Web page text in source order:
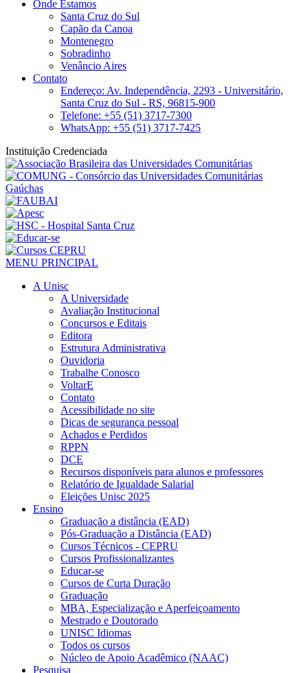
Onde Estamos
Santa Cruz do Sul
Capão da Canoa
Montenegro
Sobradinho
Venâncio Aires
Contato
Endereço: Av. Independência, 2293 - Universitário,
Santa Cruz do Sul - RS, 96815-900
Telefone: +55 (51) 3717-7300
WhatsApp: +55 (51) 3717-7425
Instituição Credenciada
MENU PRINCIPAL
A Unisc
A Universidade
Avaliação Institucional
Concursos e Editais
Editora
Estrutura Administrativa
Ouvidoria
Trabalhe Conosco
VoltarE
Contato
Acessibilidade no site
Dicas de segurança pessoal
Achados e Perdidos
RPPN
DCE
Recursos disponíveis para alunos e professores
Relatório de Igualdade Salarial
Eleições Unisc 2025
Ensino
Graduação a distância (EAD)
Pós-Graduação a Distância (EAD)
Cursos Técnicos - CEPRU
Cursos Profissionalizantes
Educar-se
Cursos de Curta Duração
Graduação
MBA, Especialização e Aperfeiçoamento
Mestrado e Doutorado
UNISC Idiomas
Todos os cursos
Núcleo de Apoio Acadêmico (NAAC)
Pesquisa